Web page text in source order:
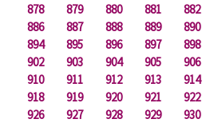
878
879 880 881 882
886
887 888 889 890
894
895 896 897 898
902
903 904 905 906
910
911 912 913 914
918
919 920 921 922
926
927 928 929 930